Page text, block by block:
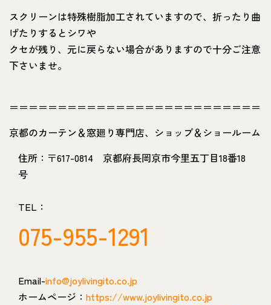
スクリーンは特殊樹脂加工されていますので、折ったり曲
げたりするとシワや
クセが残り、元に戻らない場合がありますので十分ご注意
下さいませ。
＝＝＝＝＝＝＝＝＝＝＝＝＝＝＝＝＝＝＝＝＝＝＝＝＝＝
京都のカーテン＆窓廻り専門店、ショップ＆ショールーム
住所：〒617-0814 京都府長岡京市今里五丁目18番18
号
TEL：
075-955-1291
Email-info@joylivingito.co.jp
ホームページ： https://www.joylivingito.co.jp